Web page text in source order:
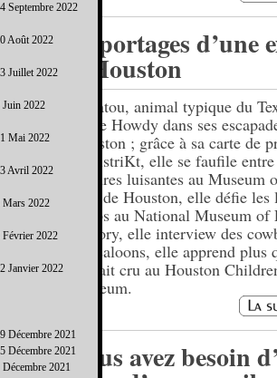
Reportages d’une
à Houston
La tatou, animal typique du
guide Howdy dans ses
Houston ; grâce à sa carte de
mydistriKt, elle se faufile
voitures luisantes au Museum
Arts de Houston, elle défie
temps au National Museum of
History, elle interview des
des saloons, elle apprend plus
l'aurait cru au Houston
Museum.
Vous avez besoin
Septembre 2022
Août 2022
Juillet 2022
2022
Mai 2022
Avril 2022
2022
2022
Janvier 2022
Décembre 2021
Décembre 2021
2021